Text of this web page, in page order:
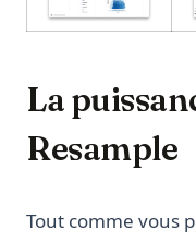
(opens in
La
Resample
Tout comme vous